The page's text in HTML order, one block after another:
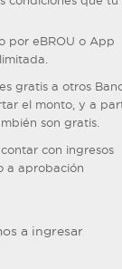
por eBROU o App
gratis a otros
el monto, y a
son gratis.
con ingresos
a aprobación
a ingresar